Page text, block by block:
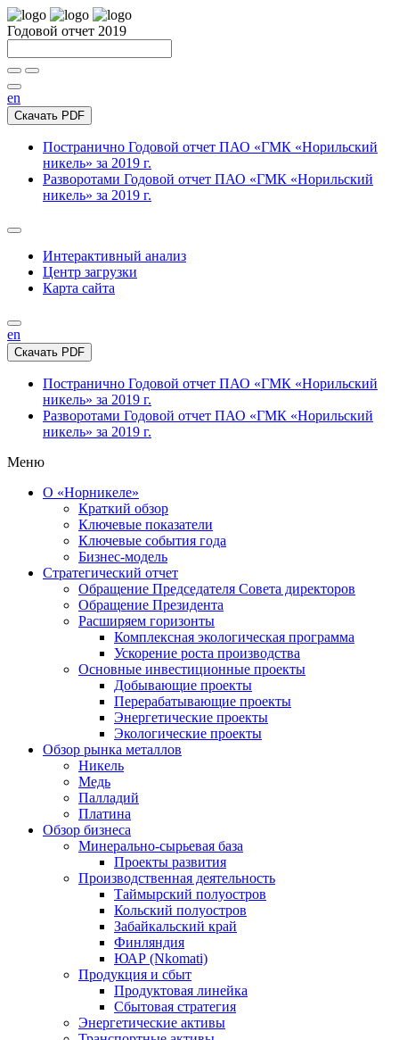
Годовой отчет 2019
en
Скачать PDF
Постранично Годовой отчет ПАО «ГМК «Норильский
никель» за 2019 г.
Разворотами Годовой отчет ПАО «ГМК «Норильский
никель» за 2019 г.
Интерактивный анализ
Центр загрузки
Карта сайта
en
Скачать PDF
Постранично Годовой отчет ПАО «ГМК «Норильский
никель» за 2019 г.
Разворотами Годовой отчет ПАО «ГМК «Норильский
никель» за 2019 г.
Меню
О «Норникеле»
Краткий обзор
Ключевые показатели
Ключевые события года
Бизнес-модель
Стратегический отчет
Обращение Председателя Совета директоров
Обращение Президента
Расширяем горизонты
Комплексная экологическая программа
Ускорение роста производства
Основные инвестиционные проекты
Добывающие проекты
Перерабатывающие проекты
Энергетические проекты
Экологические проекты
Обзор рынка металлов
Никель
Медь
Палладий
Платина
Обзор бизнеса
Минерально-сырьевая база
Проекты развития
Производственная деятельность
Таймырский полуостров
Кольский полуостров
Забайкальский край
Финляндия
ЮАР (Nkomati)
Продукция и сбыт
Продуктовая линейка
Сбытовая стратегия
Энергетические активы